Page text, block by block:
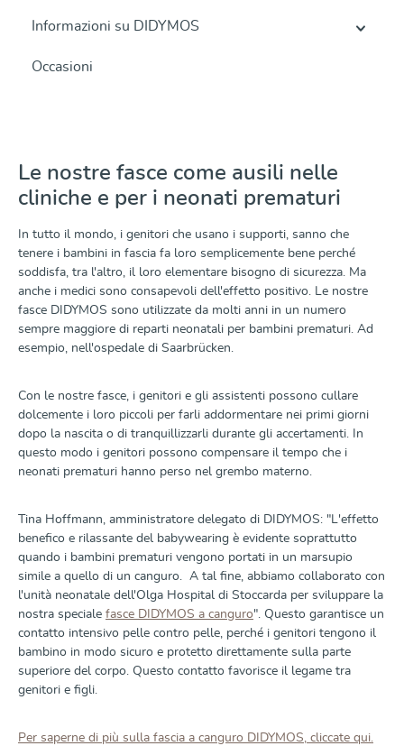
Informazioni su DIDYMOS
Occasioni
Le nostre fasce come ausili nelle
cliniche e per i neonati prematuri
In tutto il mondo, i genitori che usano i supporti, sanno che
tenere i bambini in fascia fa loro semplicemente bene perché
soddisfa, tra l'altro, il loro elementare bisogno di sicurezza. Ma
anche i medici sono consapevoli dell'effetto positivo. Le nostre
fasce DIDYMOS sono utilizzate da molti anni in un numero
sempre maggiore di reparti neonatali per bambini prematuri. Ad
esempio, nell'ospedale di Saarbrücken.
Con le nostre fasce, i genitori e gli assistenti possono cullare
dolcemente i loro piccoli per farli addormentare nei primi giorni
dopo la nascita o di tranquillizzarli durante gli accertamenti. In
questo modo i genitori possono compensare il tempo che i
neonati prematuri hanno perso nel grembo materno.
Tina Hoffmann, amministratore delegato di DIDYMOS: "L'effetto
benefico e rilassante del babywearing è evidente soprattutto
quando i bambini prematuri vengono portati in un marsupio
simile a quello di un canguro. A tal fine, abbiamo collaborato con
l'unità neonatale dell'Olga Hospital di Stoccarda per sviluppare la
nostra speciale fasce DIDYMOS a canguro". Questo garantisce un
contatto intensivo pelle contro pelle, perché i genitori tengono il
bambino in modo sicuro e protetto direttamente sulla parte
superiore del corpo. Questo contatto favorisce il legame tra
genitori e figli.
Per saperne di più sulla fascia a canguro DIDYMOS, cliccate qui.